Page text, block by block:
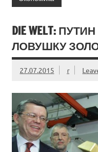
DIE WELT:
ЛОВУШКУ
27.07.2015 r